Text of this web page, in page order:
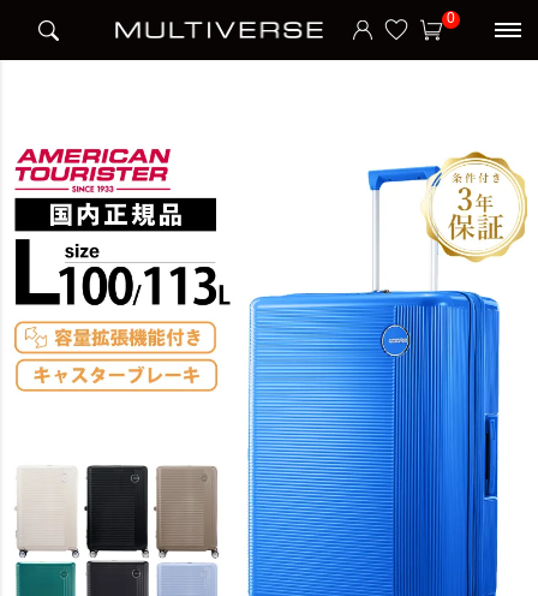
0
GEMINA PRO SPINNER 75/28 EXP TSA V2 スーツケース